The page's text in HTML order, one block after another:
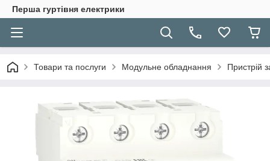
Перша гуртівня електрики
Товари та послуги Модульне обладнання Пристрій